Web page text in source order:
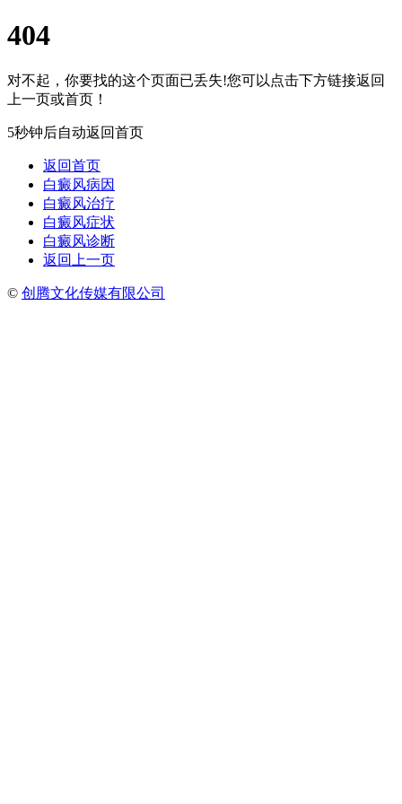
404
对不起，你要找的这个页面已丢失!您可以点击下方链接返回
上一页或首页！
5秒钟后自动返回首页
返回首页
白癜风病因
白癜风治疗
白癜风症状
白癜风诊断
返回上一页
© 创腾文化传媒有限公司